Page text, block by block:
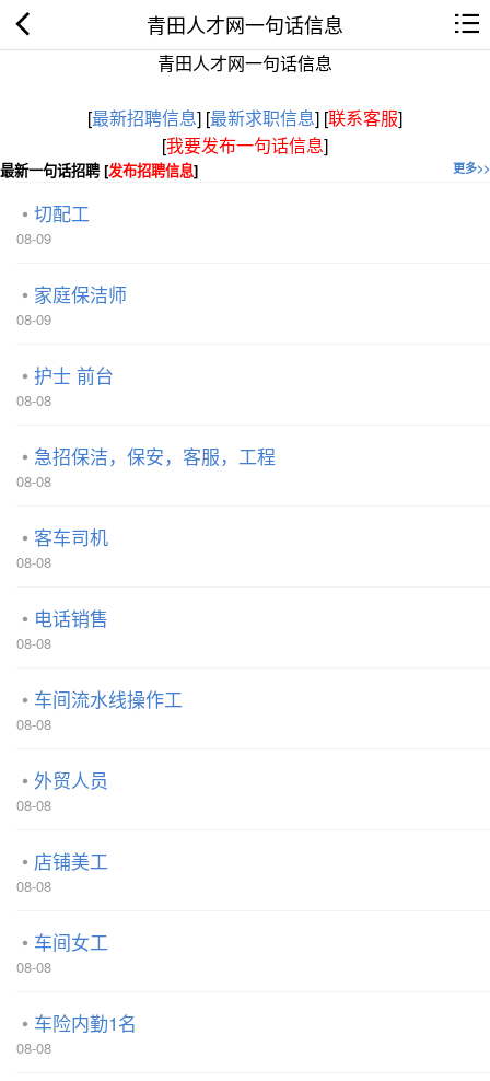
青田人才网一句话信息
青田人才网一句话信息
[最新招聘信息] [最新求职信息] [联系客服]
[我要发布一句话信息]
更多>>
最新一句话招聘 [发布招聘信息]
切配工
08-09
家庭保洁师
08-09
护士 前台
08-08
急招保洁，保安，客服，工程
08-08
客车司机
08-08
电话销售
08-08
车间流水线操作工
08-08
外贸人员
08-08
店铺美工
08-08
车间女工
08-08
车险内勤1名
08-08